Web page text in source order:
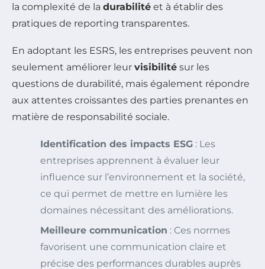
la complexité de la durabilité et à établir des
pratiques de reporting transparentes.
En adoptant les ESRS, les entreprises peuvent non
seulement améliorer leur visibilité sur les
questions de durabilité, mais également répondre
aux attentes croissantes des parties prenantes en
matière de responsabilité sociale.
Identification des impacts ESG : Les
entreprises apprennent à évaluer leur
influence sur l’environnement et la société,
ce qui permet de mettre en lumière les
domaines nécessitant des améliorations.
Meilleure communication : Ces normes
favorisent une communication claire et
précise des performances durables auprès